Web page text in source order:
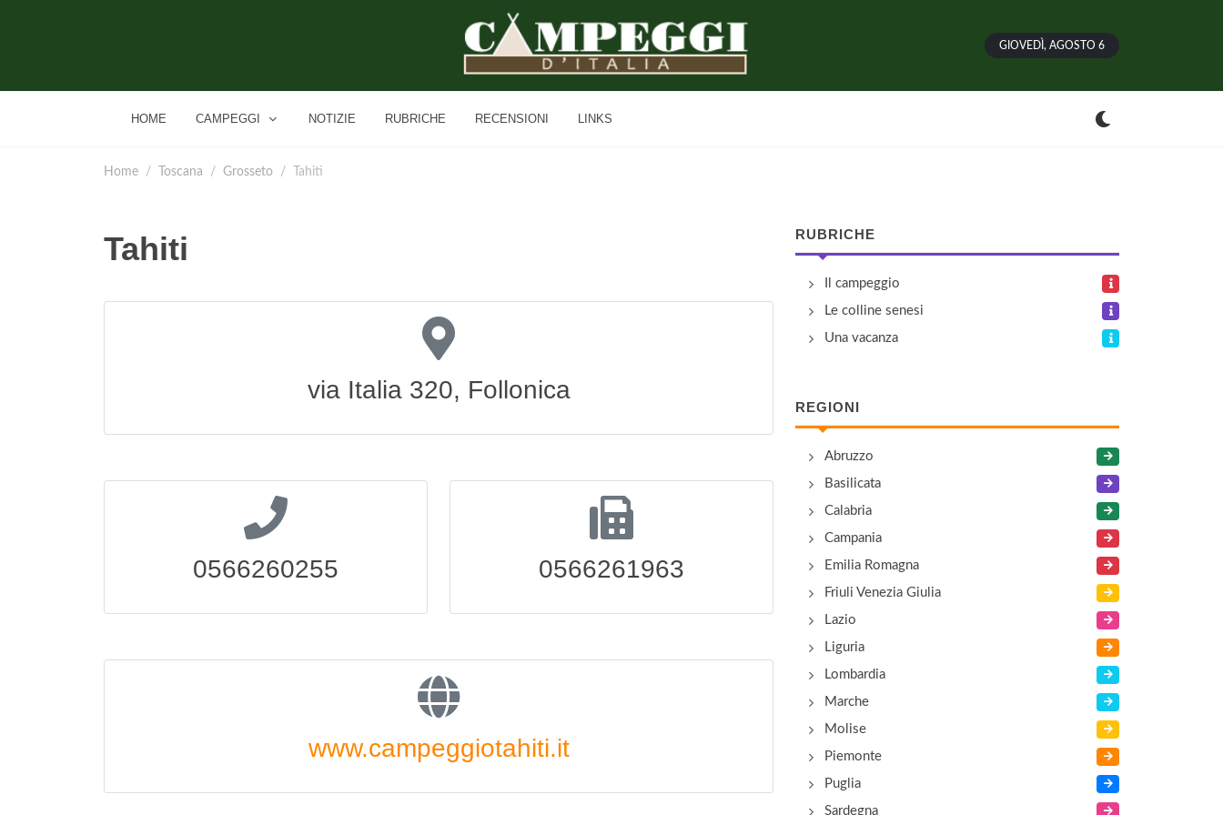
GIOVEDÌ, AGOSTO 6
HOME CAMPEGGI NOTIZIE RUBRICHE RECENSIONI LINKS
Home Toscana Grosseto Tahiti
Tahiti
via Italia 320, Follonica
0566260255 0566261963
www.campeggiotahiti.it
RUBRICHE
Il campeggio
Le colline senesi
Una vacanza
REGIONI
Abruzzo
Basilicata
Calabria
Campania
Emilia Romagna
Friuli Venezia Giulia
Lazio
Liguria
Lombardia
Marche
Molise
Piemonte
Puglia
Sardegna